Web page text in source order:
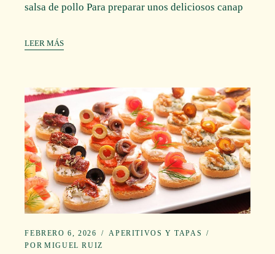
salsa de pollo Para preparar unos deliciosos canap
LEER MÁS
FEBRERO 6, 2026
APERITIVOS Y TAPAS
POR MIGUEL RUIZ